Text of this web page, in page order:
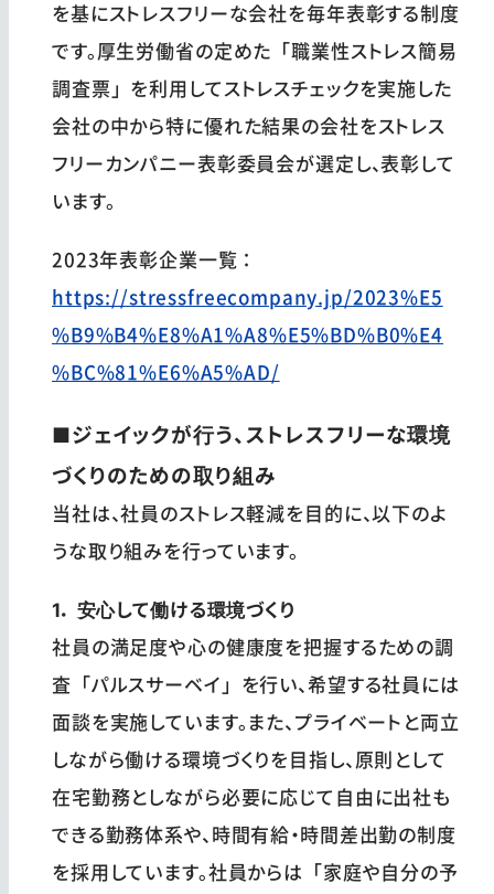
を基にストレスフリーな会社を毎年表彰する制度
です。厚生労働省の定めた「職業性ストレス簡易
調査票」を利用してストレスチェックを実施した
会社の中から特に優れた結果の会社をストレス
フリーカンパニー表彰委員会が選定し、表彰して
います。
2023年表彰企業一覧：
https://stressfreecompany.jp/2023%E5
%B9%B4%E8%A1%A8%E5%BD%B0%E4
%BC%81%E6%A5%AD/
■ジェイックが行う、ストレスフリーな環境
づくりのための取り組み
当社は、社員のストレス軽減を目的に、以下のよ
うな取り組みを行っています。
1． 安心して働ける環境づくり
社員の満足度や心の健康度を把握するための調
査「パルスサーベイ」を行い、希望する社員には
面談を実施しています。また、プライベートと両立
しながら働ける環境づくりを目指し、原則として
在宅勤務としながら必要に応じて自由に出社も
できる勤務体系や、時間有給・時間差出勤の制度
を採用しています。社員からは「家庭や自分の予